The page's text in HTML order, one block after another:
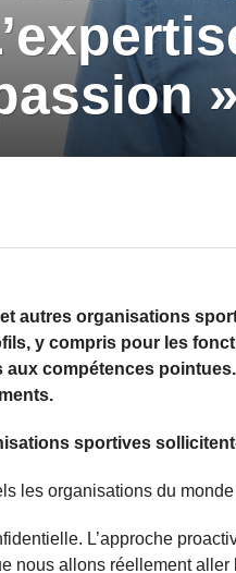
autres organisations
y compris pour les
aux compétences pointues.
sportives
les organisations du
L’approche
nous allons réellement